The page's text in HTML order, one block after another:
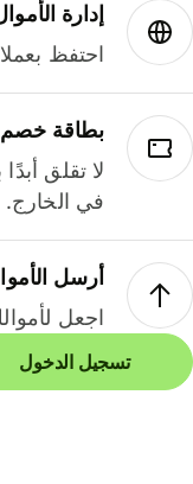
إدارة
احتفظ
بطاقة خصم
لا تقلق
في الخارج.
أرسل
اجعل
تسجيل الدخول